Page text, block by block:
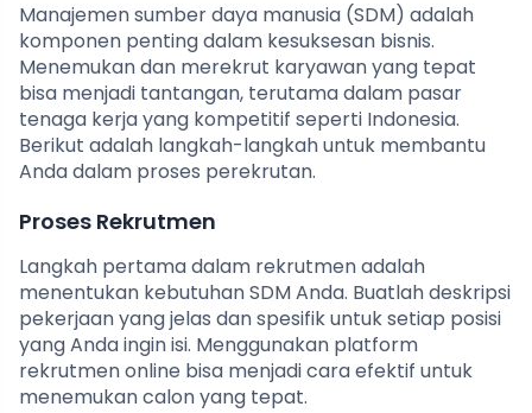
Manajemen sumber daya manusia (SDM) adalah
komponen penting dalam kesuksesan bisnis.
Menemukan dan merekrut karyawan yang tepat
bisa menjadi tantangan, terutama dalam pasar
tenaga kerja yang kompetitif seperti Indonesia.
Berikut adalah langkah-langkah untuk membantu
Anda dalam proses perekrutan.
Proses Rekrutmen
Langkah pertama dalam rekrutmen adalah
menentukan kebutuhan SDM Anda. Buatlah deskripsi
pekerjaan yang jelas dan spesifik untuk setiap posisi
yang Anda ingin isi. Menggunakan platform
rekrutmen online bisa menjadi cara efektif untuk
menemukan calon yang tepat.